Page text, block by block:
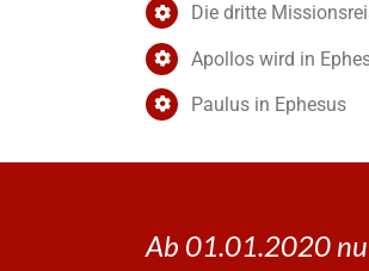
Die dritte
Apollos wird in
Paulus in Ephesus
Ab 01.01.2020